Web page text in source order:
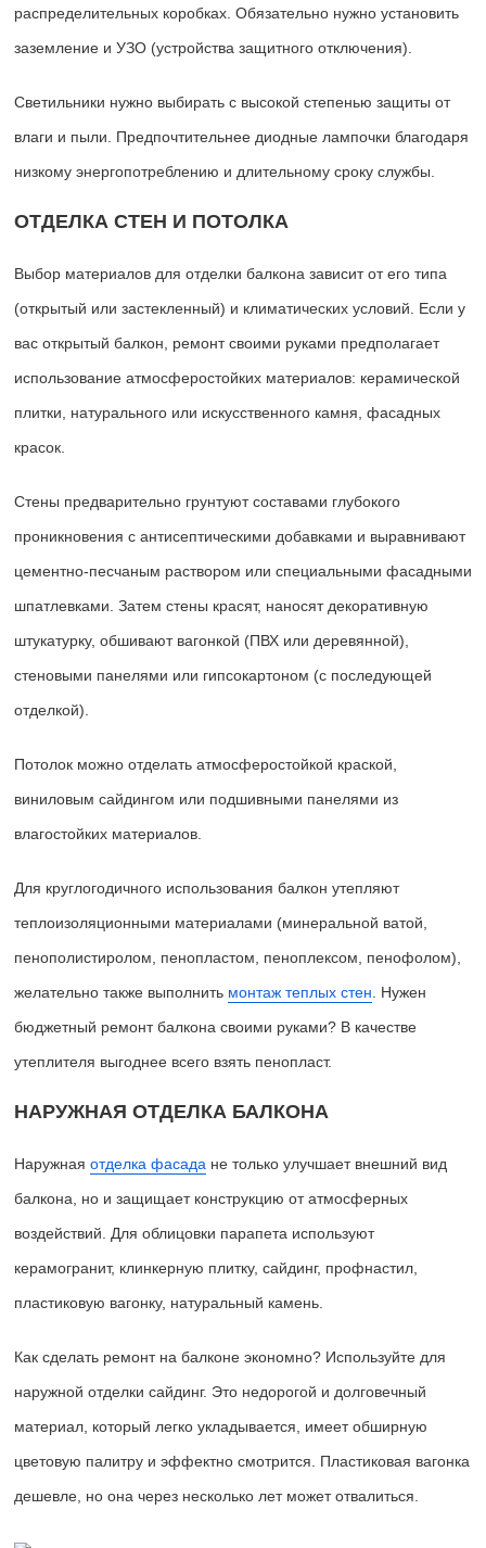
распределительных коробках. Обязательно нужно установить
заземление и УЗО (устройства защитного отключения).
Светильники нужно выбирать с высокой степенью защиты от
влаги и пыли. Предпочтительнее диодные лампочки благодаря
низкому энергопотреблению и длительному сроку службы.
ОТДЕЛКА СТЕН И ПОТОЛКА
Выбор материалов для отделки балкона зависит от его типа
(открытый или застекленный) и климатических условий. Если у
вас открытый балкон, ремонт своими руками предполагает
использование атмосферостойких материалов: керамической
плитки, натурального или искусственного камня, фасадных
красок.
Стены предварительно грунтуют составами глубокого
проникновения с антисептическими добавками и выравнивают
цементно-песчаным раствором или специальными фасадными
шпатлевками. Затем стены красят, наносят декоративную
штукатурку, обшивают вагонкой (ПВХ или деревянной),
стеновыми панелями или гипсокартоном (с последующей
отделкой).
Потолок можно отделать атмосферостойкой краской,
виниловым сайдингом или подшивными панелями из
влагостойких материалов.
Для круглогодичного использования балкон утепляют
теплоизоляционными материалами (минеральной ватой,
пенополистиролом, пенопластом, пеноплексом, пенофолом),
желательно также выполнить монтаж теплых стен . Нужен
бюджетный ремонт балкона своими руками? В качестве
утеплителя выгоднее всего взять пенопласт.
НАРУЖНАЯ ОТДЕЛКА БАЛКОНА
Наружная отделка фасада не только улучшает внешний вид
балкона, но и защищает конструкцию от атмосферных
воздействий. Для облицовки парапета используют
керамогранит, клинкерную плитку, сайдинг, профнастил,
пластиковую вагонку, натуральный камень.
Как сделать ремонт на балконе экономно? Используйте для
наружной отделки сайдинг. Это недорогой и долговечный
материал, который легко укладывается, имеет обширную
цветовую палитру и эффектно смотрится. Пластиковая вагонка
дешевле, но она через несколько лет может отвалиться.